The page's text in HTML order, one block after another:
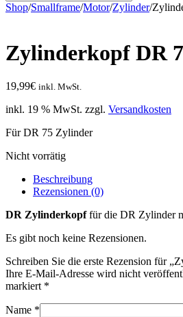
Shop/Smallframe/Motor/Zylinder/
Zylinderkopf DR
19,99€ inkl. MwSt.
inkl. 19 % MwSt. zzgl. Versandkosten
Für DR 75 Zylinder
Nicht vorrätig
Beschreibung
Rezensionen (0)
DR Zylinderkopffür die DR Zylinder
Es gibt noch keine Rezensionen.
Schreiben Sie die erste Rezension für
Ihre E-Mail-Adresse wird nicht
markiert *
Name *